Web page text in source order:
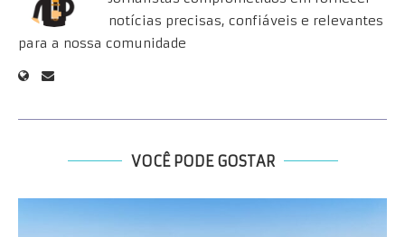
notícias precisas, confiáveis e relevantes
para a nossa comunidade
VOCÊ PODE GOSTAR